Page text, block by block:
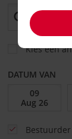
Kies een
DATUM VAN